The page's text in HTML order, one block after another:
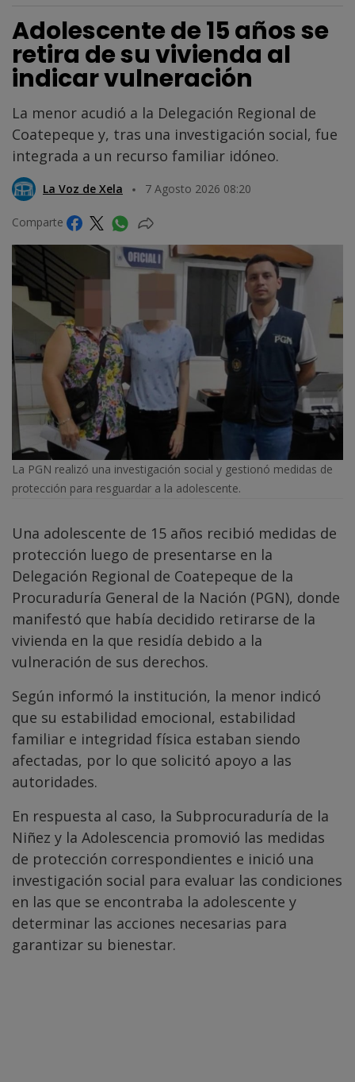
Adolescente de 15 años se
retira de su vivienda al
indicar vulneración
La menor acudió a la Delegación Regional de
Coatepeque y, tras una investigación social, fue
integrada a un recurso familiar idóneo.
La Voz de Xela 7 Agosto 2026 08:20
Comparte
La PGN realizó una investigación social y gestionó medidas de
protección para resguardar a la adolescente.
Una adolescente de 15 años recibió medidas de
protección luego de presentarse en la
Delegación Regional de Coatepeque de la
Procuraduría General de la Nación (PGN), donde
manifestó que había decidido retirarse de la
vivienda en la que residía debido a la
vulneración de sus derechos.
Según informó la institución, la menor indicó
que su estabilidad emocional, estabilidad
familiar e integridad física estaban siendo
afectadas, por lo que solicitó apoyo a las
autoridades.
En respuesta al caso, la Subprocuraduría de la
Niñez y la Adolescencia promovió las medidas
de protección correspondientes e inició una
investigación social para evaluar las condiciones
en las que se encontraba la adolescente y
determinar las acciones necesarias para
garantizar su bienestar.